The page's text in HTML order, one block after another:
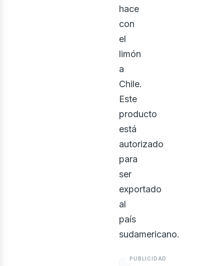
hace
con
el
limón
a
Chile.
Este
producto
está
autorizado
para
ser
exportado
al
país
sudamericano.